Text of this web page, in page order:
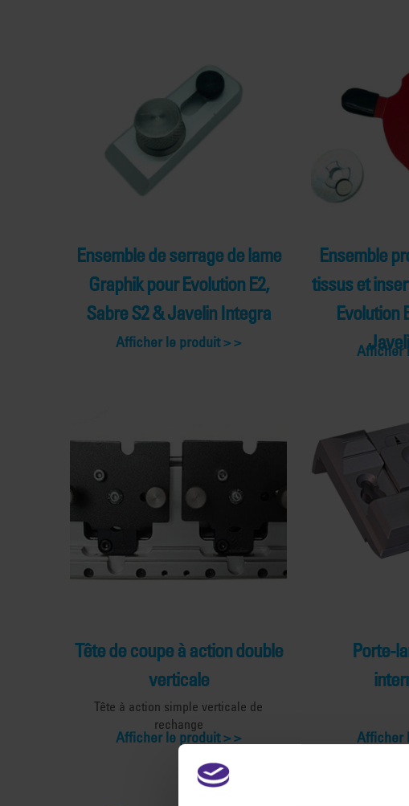
Ensemble de serrage de lame
Graphik pour Evolution E2,
Sabre S2 & Javelin Integra
Afficher le produit >
Ensemble
tissus et
Evolution
Afficher
Tête de coupe à action double
verticale
Tête à action simple verticale de
rechange
Afficher le produit >
Porte-
Afficher